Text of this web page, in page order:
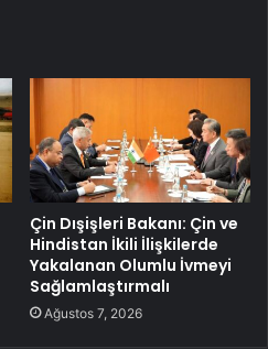
Çin Dışişleri Bakanı: Çin ve
Hindistan İkili İlişkilerde
Yakalanan Olumlu İvmeyi
Sağlamlaştırmalı
Ağustos 7, 2026